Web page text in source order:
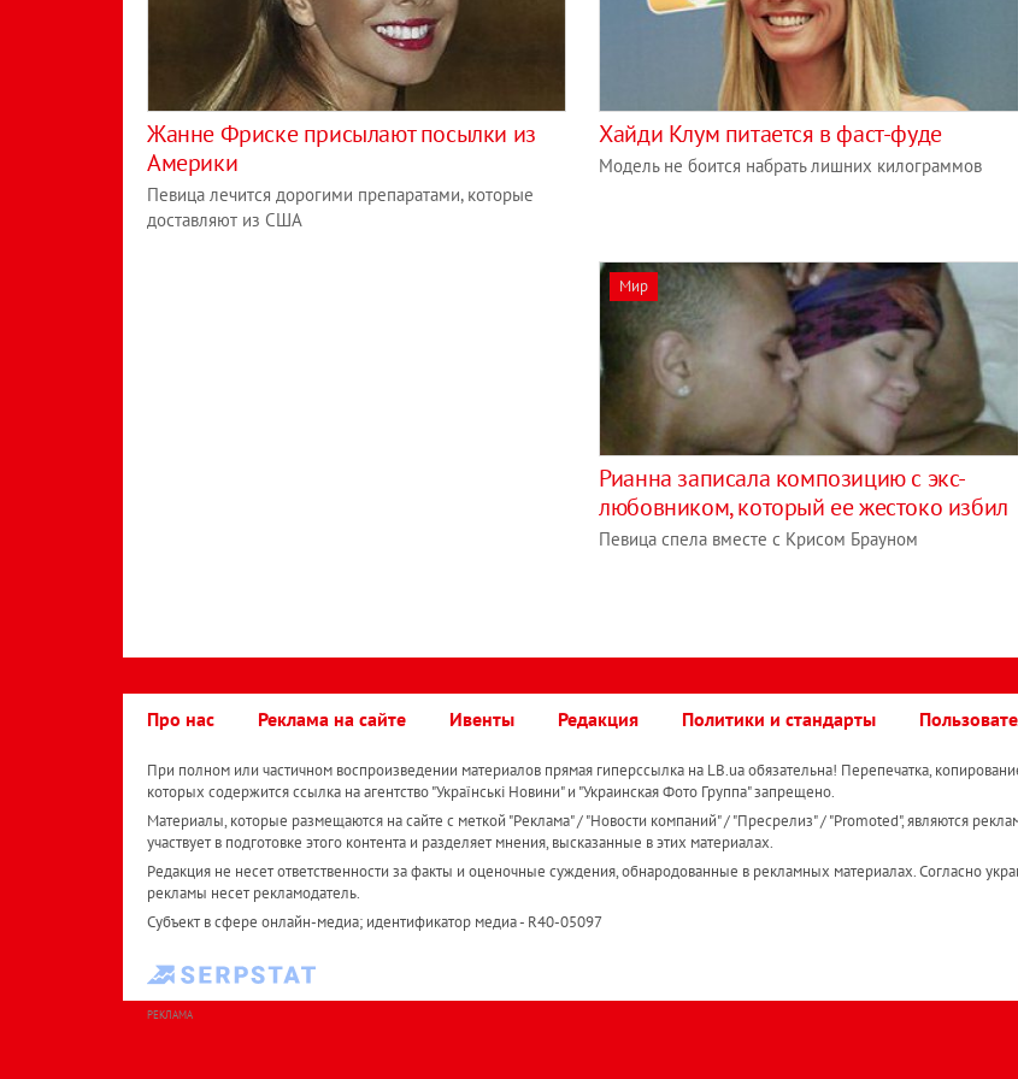
Жанне Фриске присылают посылки из
Америки
Певица лечится дорогими препаратами, которые
доставляют из США
Хайди Клум питается в фаст-фуде
Модель не боится набрать лишних килограммов
Мир
Рианна записала композицию с экс-
любовником, который ее жестоко избил
Певица спела вместе с Крисом Брауном
Про нас Реклама на сайте Ивенты Редакция Политики и стандарты
При полном или частичном воспроизведении материалов прямая гиперссылка на LB.ua обязательна! Перепечатка,
которых содержится ссылка на агентство "Українськi Новини" и "Украинская Фото Группа" запрещено.
Материалы, которые размещаются на сайте с меткой "Реклама" / "Новости компаний" / "Пресрелиз" / "Promoted", являются
участвует в подготовке этого контента и разделяет мнения, высказанные в этих материалах.
Редакция не несет ответственности за факты и оценочные суждения, обнародованные в рекламных материалах. Согласно
рекламы несет рекламодатель.
Субъект в сфере онлайн-медиа; идентификатор медиа - R40-05097
РЕКЛАМА